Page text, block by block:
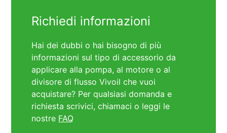
Richiedi informazioni
Hai dei dubbi o hai bisogno di più
informazioni sul tipo di accessorio da
applicare alla pompa, al motore o al
divisore di flusso Vivoil che vuoi
acquistare? Per qualsiasi domanda e
richiesta scrivici, chiamaci o leggi le
nostre FAQ